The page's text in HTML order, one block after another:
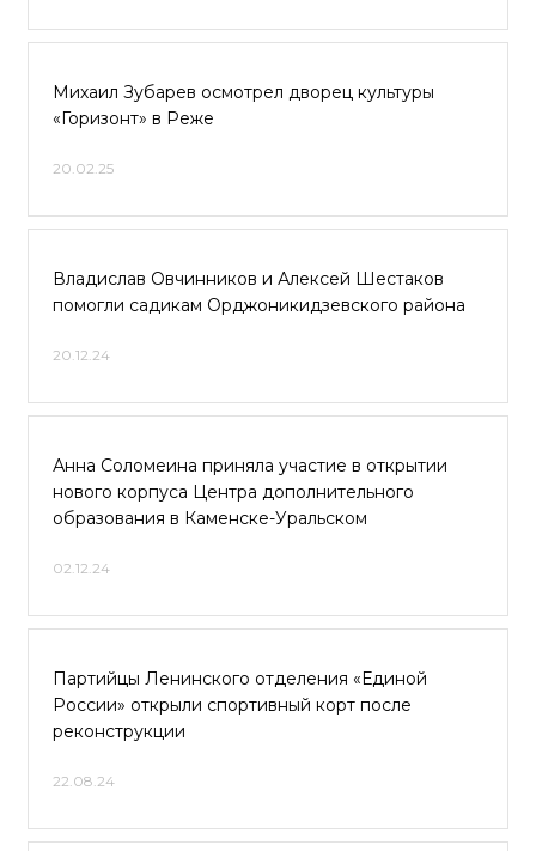
Михаил Зубарев осмотрел дворец культуры
«Горизонт» в Реже
20.02.25
Владислав Овчинников и Алексей Шестаков
помогли садикам Орджоникидзевского района
20.12.24
Анна Соломеина приняла участие в открытии
нового корпуса Центра дополнительного
образования в Каменске-Уральском
02.12.24
Партийцы Ленинского отделения «Единой
России» открыли спортивный корт после
реконструкции
22.08.24